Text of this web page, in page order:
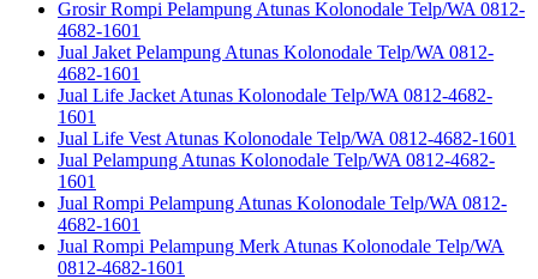
Grosir Rompi Pelampung Atunas Kolonodale Telp/WA 0812-
4682-1601
Jual Jaket Pelampung Atunas Kolonodale Telp/WA 0812-
4682-1601
Jual Life Jacket Atunas Kolonodale Telp/WA 0812-4682-
1601
Jual Life Vest Atunas Kolonodale Telp/WA 0812-4682-1601
Jual Pelampung Atunas Kolonodale Telp/WA 0812-4682-
1601
Jual Rompi Pelampung Atunas Kolonodale Telp/WA 0812-
4682-1601
Jual Rompi Pelampung Merk Atunas Kolonodale Telp/WA
0812-4682-1601